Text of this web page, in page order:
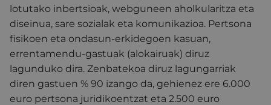
lotutako inbertsioak, webguneen aholkularitza eta
diseinua, sare sozialak eta komunikazioa. Pertsona
fisikoen eta ondasun-erkidegoen kasuan,
errentamendu-gastuak (alokairuak) diruz
lagunduko dira. Zenbatekoa diruz lagungarriak
diren gastuen % 90 izango da, gehienez ere 6.000
euro pertsona juridikoentzat eta 2.500 euro